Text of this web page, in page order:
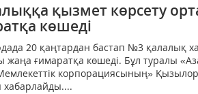
қызмет көрсету
көшеді
20 қаңтардан бастап №3 қалалық
жаңа ғимаратқа көшеді. Бұл туралы
корпорациясының»